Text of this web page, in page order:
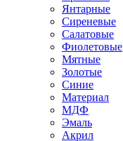
Янтарные
Сиреневые
Салатовые
Фиолетовые
Мятные
Золотые
Синие
Материал
МДФ
Эмаль
Акрил